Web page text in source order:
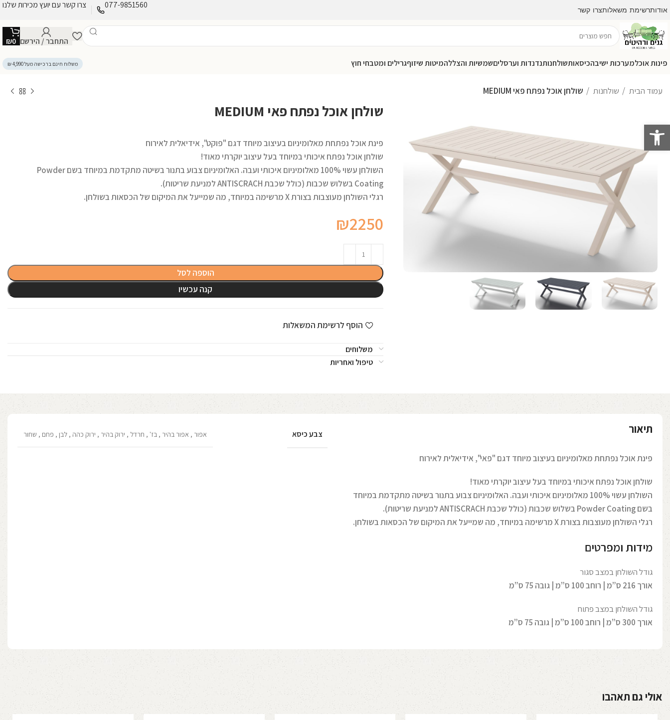
פתח סרגל נגישות
אודותרשימת משאלותצרו קשר 077-9851560 צרו קשר עם יועץ מכירות שלנו
התחבר / הירשם ₪0
פינות אוכלמערכות ישיבהכיסאותשולחנותנדנדות וערסליםשמשיות והצללהמיטות שיזוףגרילים ומטבחי חוץ משלוח חינם ברכישה מעל 4,990 ₪
עמוד הבית שולחנות שולחן אוכל נפתח פאי MEDIUM
שולחן אוכל נפתח פאי MEDIUM
פינת אוכל נפתחת מאלומיניום בעיצוב מיוחד דגם "פוקט", אידיאלית לאירוח
שולחן אוכל נפתח איכותי במיוחד בעל עיצוב יוקרתי מאוד!
השולחן עשוי 100% מאלומיניום איכותי ועבה. האלומיניום צבוע בתנור בשיטה מתקדמת במיוחד בשם Powder
Coating בשלוש שכבות (כולל שכבת ANTISCRACH למניעת שריטות).
רגלי השולחן מעוצבות בצורת X מרשימה במיוחד, מה שמייעל את המיקום של הכסאות בשולחן.
₪2250
הוספה לסל
קנה עכשיו
הוסף לרשימת המשאלות
משלוחים
טיפול ואחריות
תיאור
פינת אוכל נפתחת מאלומיניום בעיצוב מיוחד דגם "פאי", אידיאלית לאירוח
שולחן אוכל נפתח איכותי במיוחד בעל עיצוב יוקרתי מאוד!
השולחן עשוי 100% מאלומיניום איכותי ועבה. האלומיניום צבוע בתנור בשיטה מתקדמת במיוחד
בשם Powder Coating בשלוש שכבות (כולל שכבת ANTISCRACH למניעת שריטות).
רגלי השולחן מעוצבות בצורת X מרשימה במיוחד, מה שמייעל את המיקום של הכסאות בשולחן.
מידות ומפרטים
גודל השולחן במצב סגור
אורך 216 ס”מ | רוחב 100 ס”מ | גובה 75 ס”מ
גודל השולחן במצב פתוח
אורך 300 ס”מ | רוחב 100 ס”מ | גובה 75 ס”מ
צבע כיסא אפור , אפור בהיר , בז' , חרדל , ירוק בהיר , ירוק כהה , לבן , פחם , שחור
אולי גם תאהבו